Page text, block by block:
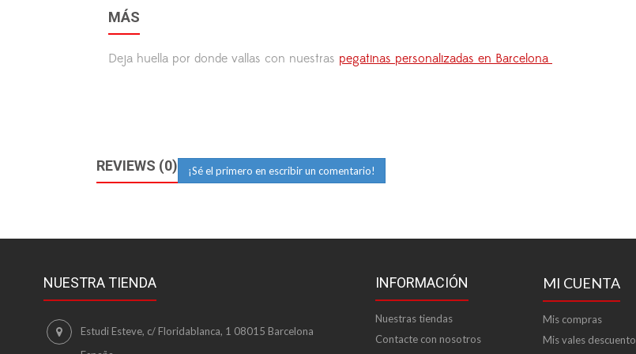
MÁS
Deja huella por donde vallas con nuestras pegatinas personalizadas en Barcelona
REVIEWS (0) ¡Sé el primero en escribir un comentario!
NUESTRA TIENDA
Estudi Esteve, c/ Floridablanca, 1 08015 Barcelona
INFORMACIÓN
Nuestras tiendas
Contacte con nosotros
MI CUENTA
Mis compras
Mis vales descuento